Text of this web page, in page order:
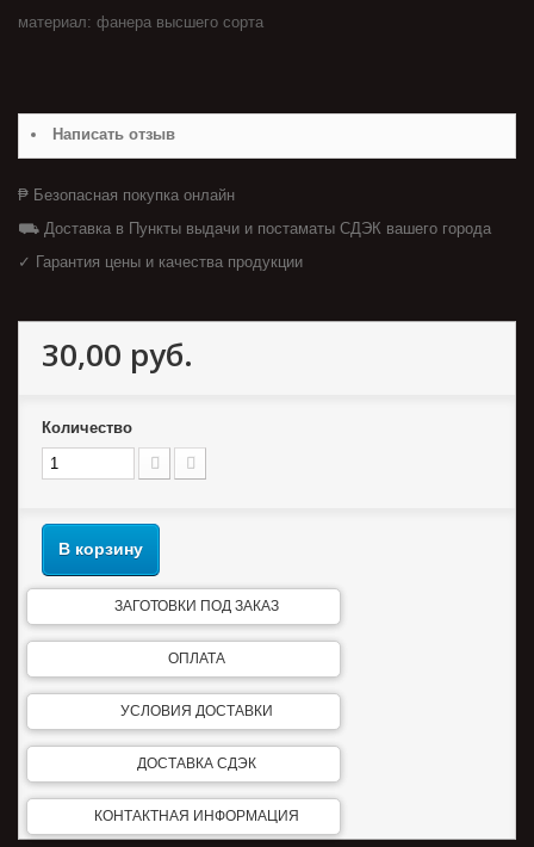
материал: фанера высшего сорта
Написать отзыв
₱ Безопасная покупка онлайн
⛟ Доставка в Пункты выдачи и постаматы СДЭК вашего города
✓ Гарантия цены и качества продукции
30,00 руб.
Количество
В корзину
ЗАГОТОВКИ ПОД ЗАКАЗ
ОПЛАТА
УСЛОВИЯ ДОСТАВКИ
ДОСТАВКА СДЭК
КОНТАКТНАЯ ИНФОРМАЦИЯ